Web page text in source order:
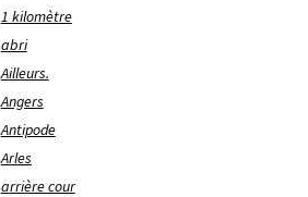
1 kilomètre
abri
Ailleurs.
Angers
Antipode
Arles
arrière cour